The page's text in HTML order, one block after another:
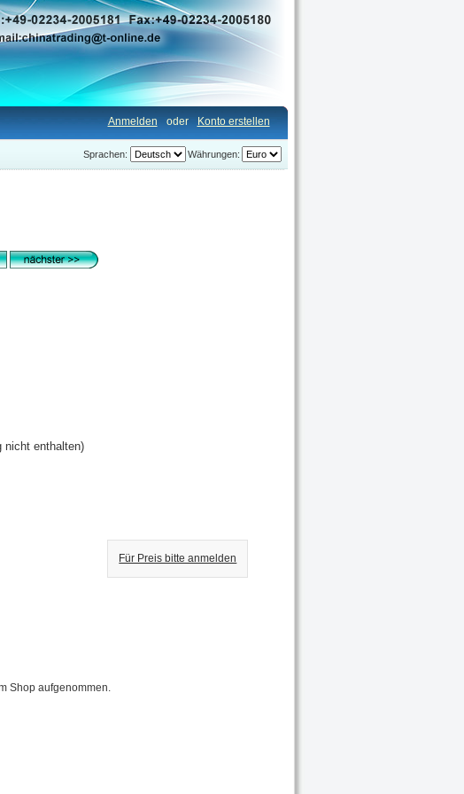
Anmelden oder Konto erstellen
Währungen:
Sprachen:
nicht enthalten)
Für Preis bitte anmelden
Shop aufgenommen.